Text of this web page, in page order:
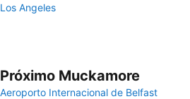
Los Angeles
Próximo Muckamore
Aeroporto Internacional de Belfast